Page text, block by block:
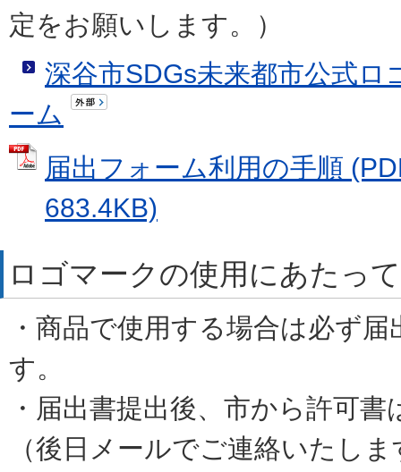
定をお願いします。）
深谷市SDGs未来都市公式ロ
ーム
届出フォーム利用の手順
683.4KB)
ロゴマークの使用にあたって
・ 商品で使用する場合は必ず届
す。
・届出書提出後、 市から許可書
（後日メールでご連絡いたしま